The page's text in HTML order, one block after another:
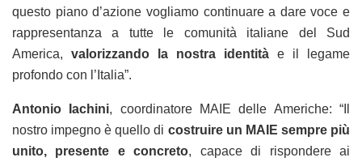
questo piano d’azione vogliamo continuare a dare voce e
rappresentanza a tutte le comunità italiane del Sud
America, valorizzando la nostra identità e il legame
profondo con l’Italia”.
Antonio Iachini, coordinatore MAIE delle Americhe: “Il
nostro impegno è quello di costruire un MAIE sempre più
unito, presente e concreto, capace di rispondere ai